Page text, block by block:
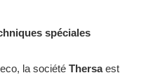
spéciales
la société Thersaest